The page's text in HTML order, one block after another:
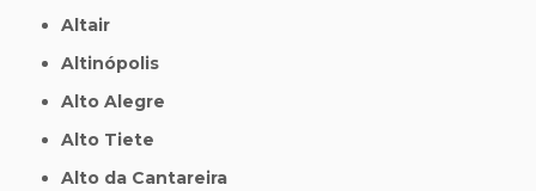
Altair
Altinópolis
Alto Alegre
Alto Tiete
Alto da Cantareira